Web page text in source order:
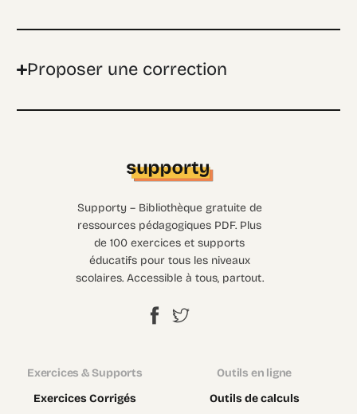
Proposer une correction
Supporty – Bibliothèque gratuite de
ressources pédagogiques PDF. Plus
de 100 exercices et supports
éducatifs pour tous les niveaux
scolaires. Accessible à tous, partout.
Exercices & Supports
Exercices Corrigés
Outils en ligne
Outils de calculs